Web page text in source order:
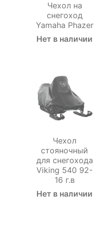
Чехол на
снегоход
Yamaha Phazer
Нет в наличии
Чехол
стояночный
для снегохода
Viking 540 92-
16 г.в
Нет в наличии